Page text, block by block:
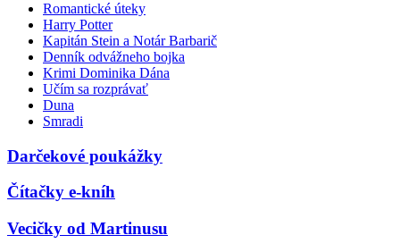
Romantické úteky
Harry Potter
Kapitán Stein a Notár Barbarič
Denník odvážneho bojka
Krimi Dominika Dána
Učím sa rozprávať
Duna
Smradi
Darčekové poukážky
Čítačky e-kníh
Vecičky od Martinusu